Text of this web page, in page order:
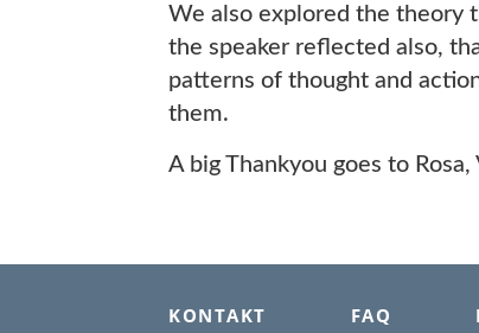
We also explored the theory
the speaker reflected also,
patterns of thought and
them.
A big Thankyou goes to
FOOTER
KONTAKT FAQ